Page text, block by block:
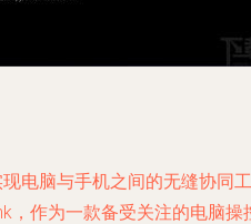
电脑与手机之间的无缝协同工
，作为一款备受关注的电脑操